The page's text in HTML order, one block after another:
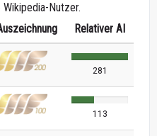
Nutzer.
Relativer AI
281
113